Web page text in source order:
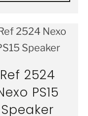
Ref 2524
PS15
Speaker